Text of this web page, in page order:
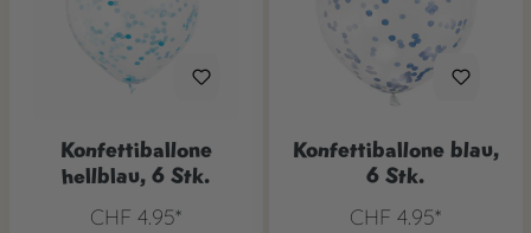
Konfettiballone
hellblau, 6 Stk.
CHF 4.95*
Konfettiballone blau,
6 Stk.
CHF 4.95*